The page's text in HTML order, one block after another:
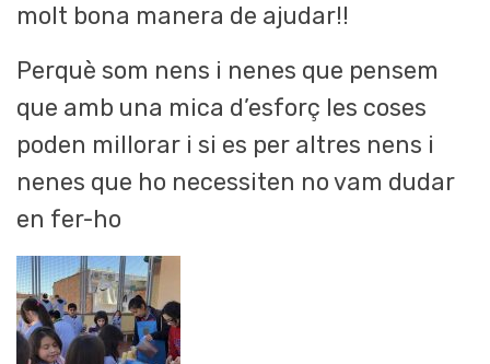
molt bona manera de ajudar!!
Perquè som nens i nenes que pensem
que amb una mica d’esforç les coses
poden millorar i si es per altres nens i
nenes que ho necessiten no vam dudar
en fer-ho